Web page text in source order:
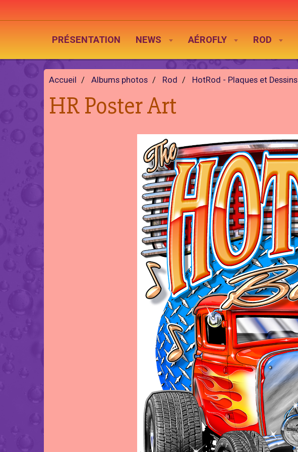
PRÉSENTATION NEWS AÉROFLY ROD
Accueil Albums photos Rod HotRod - Plaques et Dessins
HR Poster Art